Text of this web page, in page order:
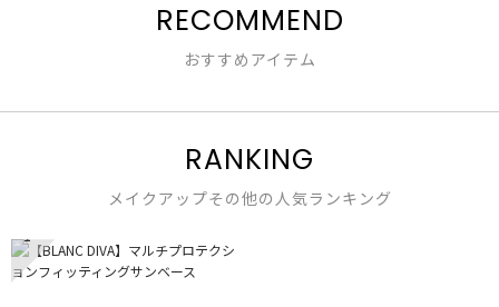
RECOMMEND
おすすめアイテム
RANKING
メイクアップその他の人気ランキング
1